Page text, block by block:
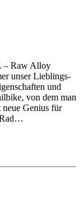
– Raw Alloy
unser Lieblings-
und
von dem man
Genius für
Rad…